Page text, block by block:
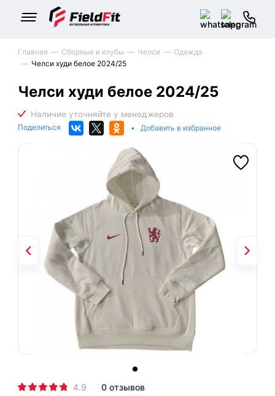
Главная Сборные и клубы Челси
Одежда
Челси худи белое 2024/25
Челси худи белое 2024/25
Поделиться • Добавить в избранное
4.9
0 отзывов